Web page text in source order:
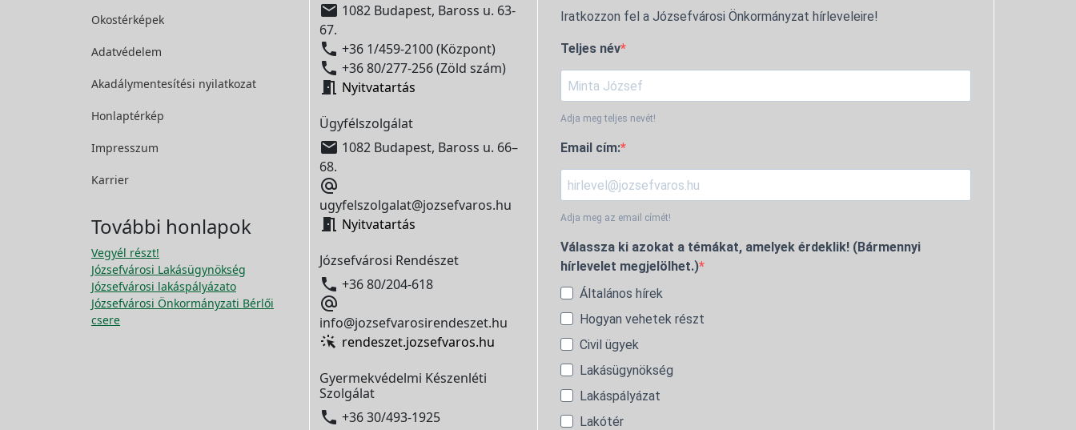
Okostérképek
Adatvédelem
Akadálymentesítési nyilatkozat
Honlaptérkép
Impresszum
Karrier
További honlapok
Vegyél részt!
Józsefvárosi Lakásügynökség
Józsefvárosi lakáspályázato
Józsefvárosi Önkormányzati Bérlői
csere
 1082 Budapest, Baross u. 63-
67.
 +36 1/459-2100 (Központ)
 +36 80/277-256 (Zöld szám)
 Nyitvatartás
Ügyfélszolgálat
 1082 Budapest, Baross u. 66–
68.

ugyfelszolgalat@jozsefvaros.hu
 Nyitvatartás
Józsefvárosi Rendészet
 +36 80/204-618

info@jozsefvarosirendeszet.hu
rendeszet.jozsefvaros.hu
Gyermekvédelmi Készenléti
Szolgálat
 +36 30/493-1925
Iratkozzon fel a Józsefvárosi Önkormányzat hírleveleire!
Teljes név
Adja meg teljes nevét!
Email cím:
Adja meg az email címét!
Válassza ki azokat a témákat, amelyek érdeklik! (Bármennyi
hírlevelet megjelölhet.)
Általános hírek
Hogyan vehetek részt
Civil ügyek
Lakásügynökség
Lakáspályázat
Lakótér